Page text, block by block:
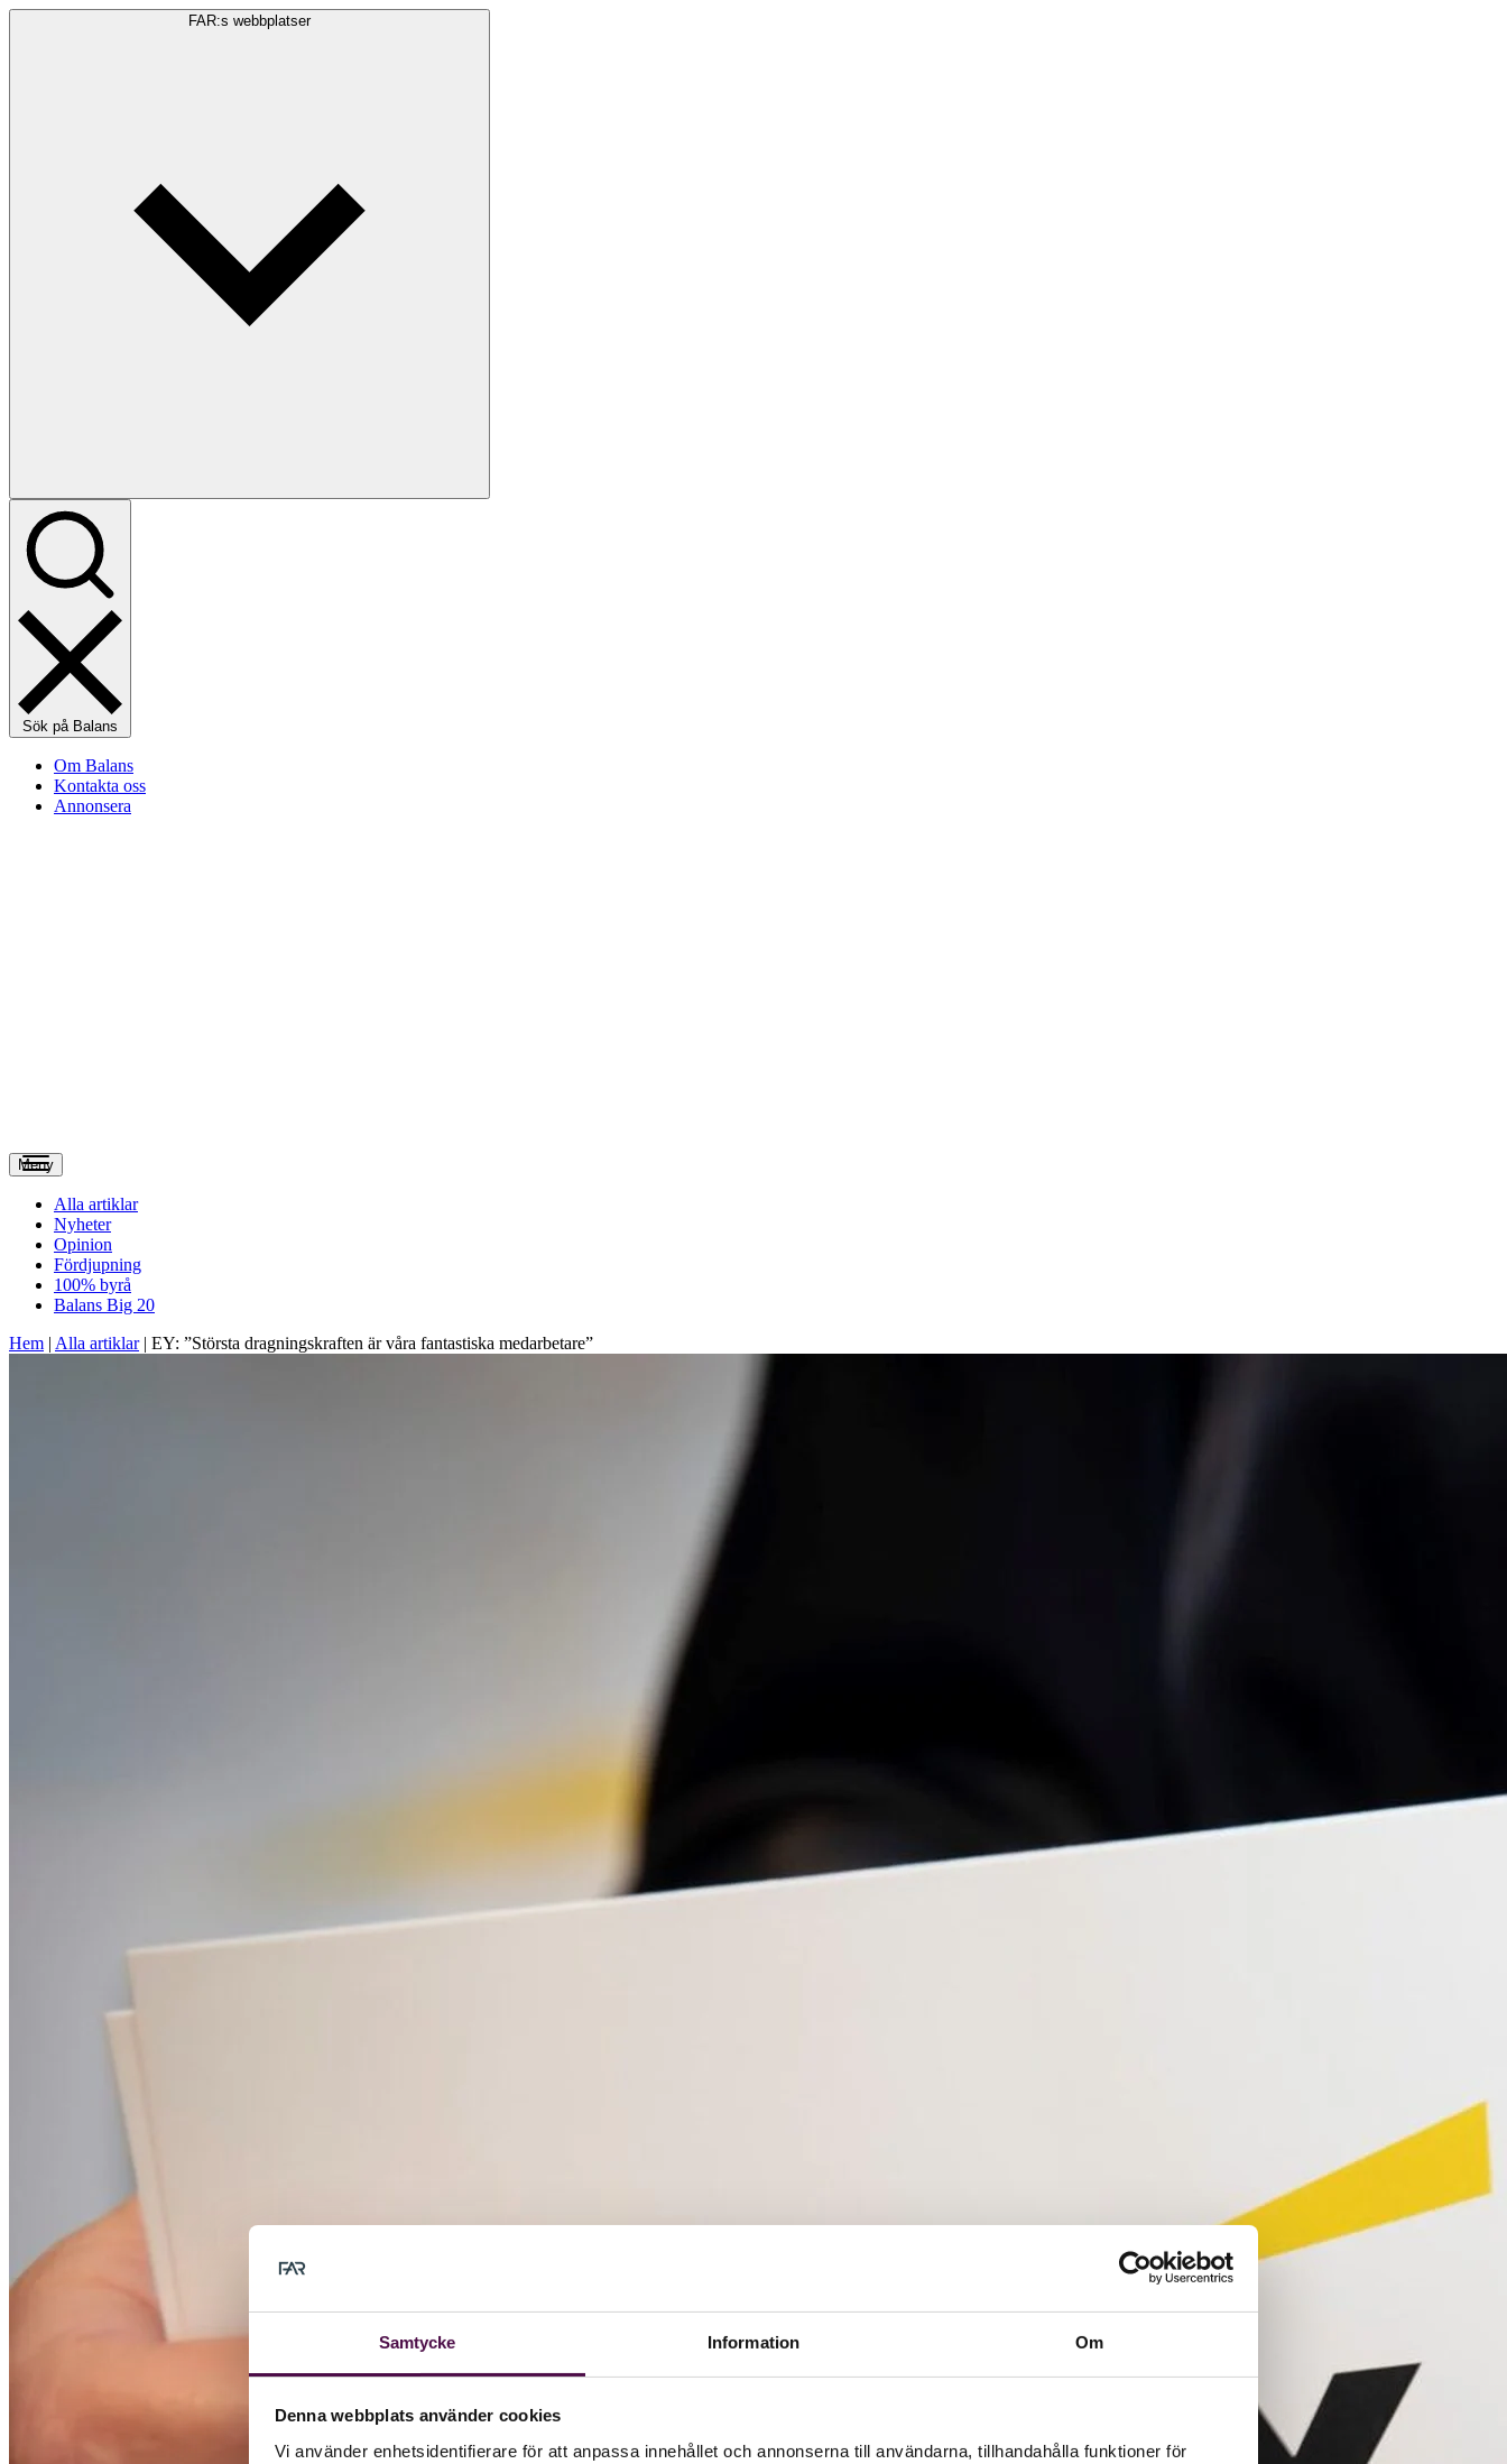
Samtycke Information Om
Denna webbplats använder cookies
Vi använder enhetsidentifierare för att anpassa innehållet och annonserna till användarna, tillhandahålla funktioner för
FAR:s webbplatser
Sök på Balans
Om Balans
Kontakta oss
Annonsera
Meny
Alla artiklar
Nyheter
Opinion
Fördjupning
100% byrå
Balans Big 20
Hem | Alla artiklar| EY: ”Största dragningskraften är våra fantastiska medarbetare”